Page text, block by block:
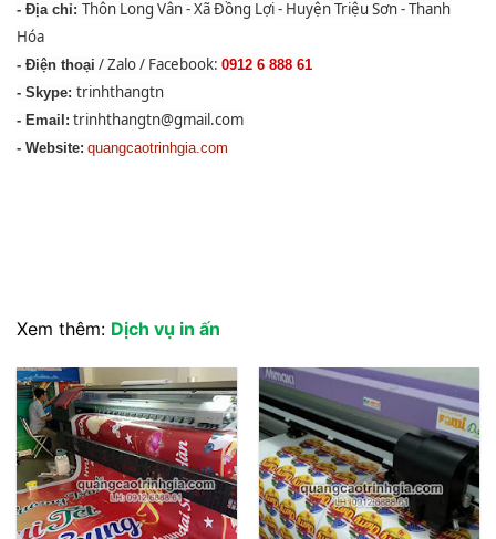
- Địa chỉ: Thôn Long Vân - Xã Đồng Lợi - Huyện Triệu Sơn - Thanh
Hóa
- Điện thoại / Zalo / Facebook: 0912 6 888 61
- Skype: trinhthangtn
- Email: trinhthangtn@gmail.com
- Website: quangcaotrinhgia.com
Xem thêm: Dịch vụ in ấn